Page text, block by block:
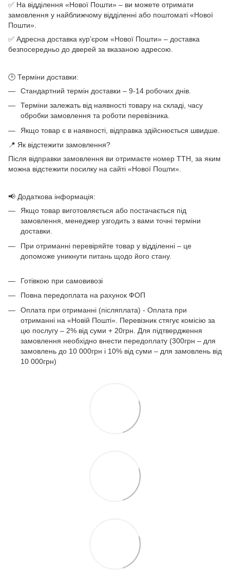
✅ На відділення «Нової Пошти» – ви можете отримати
замовлення у найближчому відділенні або поштоматі «Нової
Пошти».
✅ Адресна доставка кур’єром «Нової Пошти» – доставка
безпосередньо до дверей за вказаною адресою.
🕒 Терміни доставки:
Стандартний термін доставки – 9-14 робочих днів.
Терміни залежать від наявності товару на складі, часу
обробки замовлення та роботи перевізника.
Якщо товар є в наявності, відправка здійснюється швидше.
📍 Як відстежити замовлення?
Після відправки замовлення ви отримаєте номер ТТН, за яким
можна відстежити посилку на сайті «Нової Пошти».
📢 Додаткова інформація:
Якщо товар виготовляється або постачається під
замовлення, менеджер узгодить з вами точні терміни
доставки.
При отриманні перевіряйте товар у відділенні – це
допоможе уникнути питань щодо його стану.
Готівкою при самовивозі
Повна передоплата на рахунок ФОП
Оплата при отриманні (післяплата) - Оплата при
отриманні на «Новій Пошті». Перевізник стягує комісію за
цю послугу – 2% від суми + 20грн. Для підтвердження
замовлення необхідно внести передоплату (300грн – для
замовлень до 10 000грн і 10% від суми – для замовлень від
10 000грн)